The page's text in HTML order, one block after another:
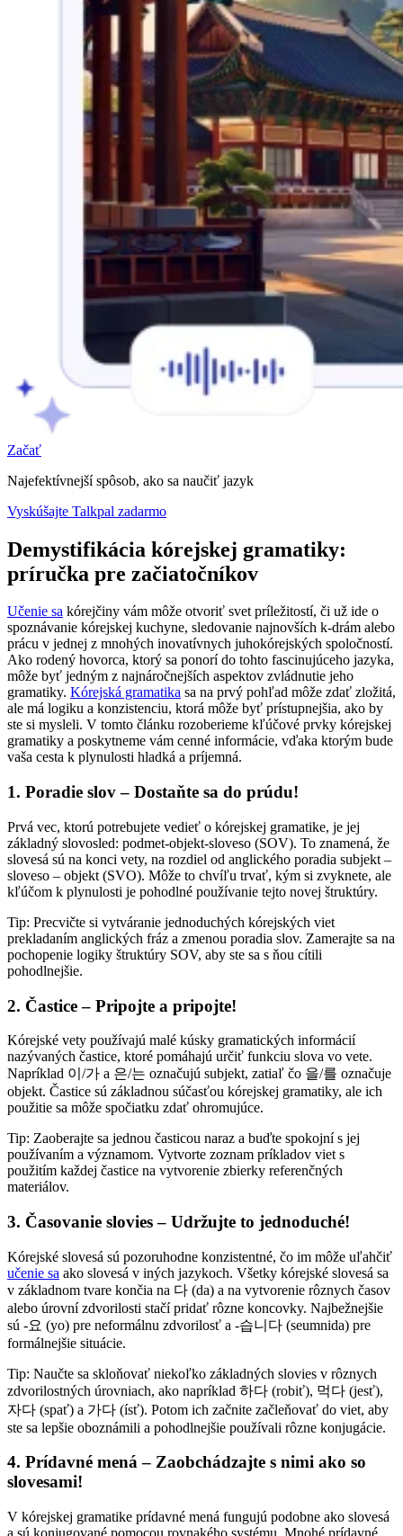
Začať
Najefektívnejší spôsob, ako sa naučiť jazyk
Vyskúšajte Talkpal zadarmo
Demystifikácia kórejskej gramatiky:
príručka pre začiatočníkov
Učenie sa kórejčiny vám môže otvoriť svet príležitostí, či už ide o
spoznávanie kórejskej kuchyne, sledovanie najnovších k-drám alebo
prácu v jednej z mnohých inovatívnych juhokórejských spoločností.
Ako rodený hovorca, ktorý sa ponorí do tohto fascinujúceho jazyka,
môže byť jedným z najnáročnejších aspektov zvládnutie jeho
gramatiky. Kórejská gramatika sa na prvý pohľad môže zdať zložitá,
ale má logiku a konzistenciu, ktorá môže byť prístupnejšia, ako by
ste si mysleli. V tomto článku rozoberieme kľúčové prvky kórejskej
gramatiky a poskytneme vám cenné informácie, vďaka ktorým bude
vaša cesta k plynulosti hladká a príjemná.
1. Poradie slov– Dostaňte sa do prúdu!
Prvá vec, ktorú potrebujete vedieť o kórejskej gramatike, je jej
základný slovosled: podmet-objekt-sloveso (SOV). To znamená, že
slovesá sú na konci vety, na rozdiel od anglického poradia subjekt –
sloveso – objekt (SVO). Môže to chvíľu trvať, kým si zvyknete, ale
kľúčom k plynulosti je pohodlné používanie tejto novej štruktúry.
Tip: Precvičte si vytváranie jednoduchých kórejských viet
prekladaním anglických fráz a zmenou poradia slov. Zamerajte sa na
pochopenie logiky štruktúry SOV, aby ste sa s ňou cítili
pohodlnejšie.
2. Častice – Pripojte a pripojte!
Kórejské vety používajú malé kúsky gramatických informácií
nazývaných častice, ktoré pomáhajú určiť funkciu slova vo vete.
Napríklad 이/가 a 은/는 označujú subjekt, zatiaľ čo 을/를 označuje
objekt. Častice sú základnou súčasťou kórejskej gramatiky, ale ich
použitie sa môže spočiatku zdať ohromujúce.
Tip: Zaoberajte sa jednou časticou naraz a buďte spokojní s jej
používaním a významom. Vytvorte zoznam príkladov viet s
použitím každej častice na vytvorenie zbierky referenčných
materiálov.
3. Časovanie slovies – Udržujte to jednoduché!
Kórejské slovesá sú pozoruhodne konzistentné, čo im môže uľahčiť
učenie sa ako slovesá v iných jazykoch. Všetky kórejské slovesá sa
v základnom tvare končia na 다 (da) a na vytvorenie rôznych časov
alebo úrovní zdvorilosti stačí pridať rôzne koncovky. Najbežnejšie
sú -요 (yo) pre neformálnu zdvorilosť a -습니다 (seumnida) pre
formálnejšie situácie.
Tip: Naučte sa skloňovať niekoľko základných slovies v rôznych
zdvorilostných úrovniach, ako napríklad 하다 (robiť), 먹다 (jesť),
자다 (spať) a 가다 (ísť). Potom ich začnite začleňovať do viet, aby
ste sa lepšie oboznámili a pohodlnejšie používali rôzne konjugácie.
4. Prídavné mená – Zaobchádzajte s nimi ako so
slovesami!
V kórejskej gramatike prídavné mená fungujú podobne ako slovesá